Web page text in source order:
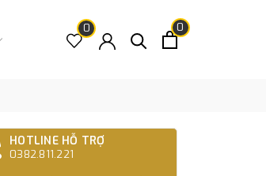
0 0
HOTLINE HỖ TRỢ
0382.811.221